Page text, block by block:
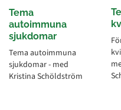
Tema
autoimmuna
sjukdomar
Tema autoimmuna
sjukdomar - med
Kristina Schöldström